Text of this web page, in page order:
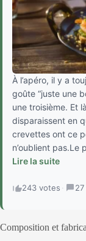
À l’apéro, il y a
goûte “juste une
une troisième. Et
disparaissent en
crevettes ont ce
n’oublient pas.Le
Lire la suite
243 votes ·
Composition et